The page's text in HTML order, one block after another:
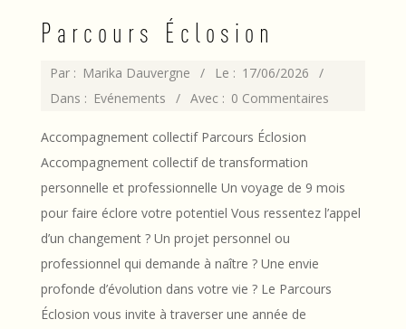
Parcours Éclosion
2026-
06-
Par : Marika Dauvergne Le : 17/06/2026
Dans : Evénements Avec : 0 Commentaires
Accompagnement collectif Parcours Éclosion
Accompagnement collectif de transformation
personnelle et professionnelle Un voyage de 9 mois
pour faire éclore votre potentiel Vous ressentez l’appel
d’un changement ? Un projet personnel ou
professionnel qui demande à naître ? Une envie
profonde d’évolution dans votre vie ? Le Parcours
Éclosion vous invite à traverser une année de